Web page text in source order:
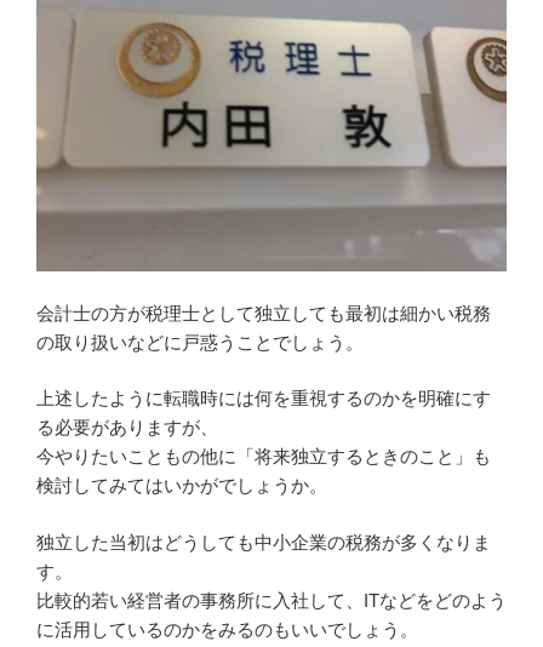
会計士の方が税理士として独立しても最初は細かい税務
の取り扱いなどに戸惑うことでしょう。
上述したように転職時には何を重視するのかを明確にす
る必要がありますが、
今やりたいこともの他に「将来独立するときのこと」も
検討してみてはいかがでしょうか。
独立した当初はどうしても中小企業の税務が多くなりま
す。
比較的若い経営者の事務所に入社して、ITなどをどのよう
に活用しているのかをみるのもいいでしょう。